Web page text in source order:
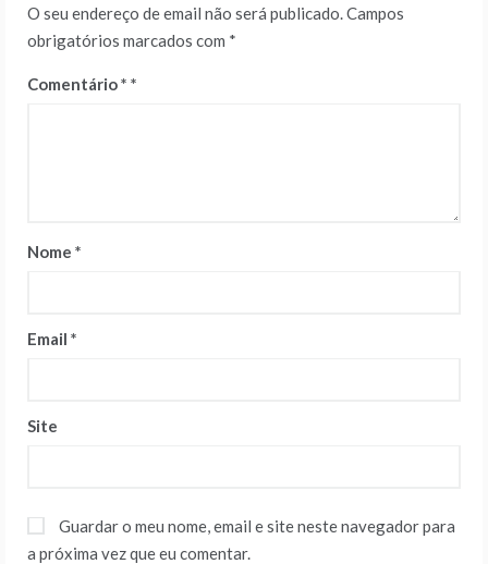
O seu endereço de email não será publicado.Campos
obrigatórios marcados com *
Comentário*
Nome *
Email *
Site
Guardar o meu nome, email e site neste navegador para
a próxima vez que eu comentar.